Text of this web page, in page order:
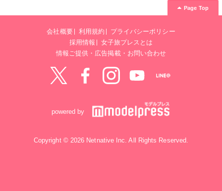
Page Top
会社概要 利用規約
プライバシーポリシー
採用情報
女子旅プレスとは
情報ご提供・広告掲載・お問い合わせ
Facebook
powered by
Copyright © 2026 Netnative Inc. All Rights Reserved.